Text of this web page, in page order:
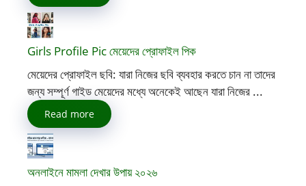
Girls Profile Pic মেয়েদের প্রোফাইল পিক
মেয়েদের প্রোফাইল ছবি: যারা নিজের ছবি ব্যবহার করতে চান না তাদের
জন্য সম্পূর্ণ গাইড মেয়েদের মধ্যে অনেকেই আছেন যারা নিজের ...
Read more
অনলাইনে মামলা দেখার উপায় ২০২৬